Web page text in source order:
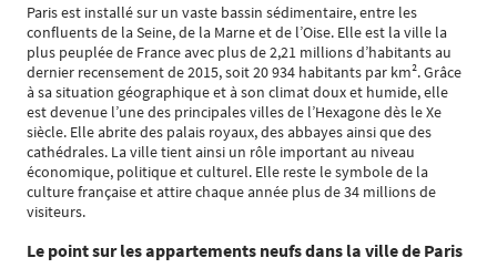
Paris est installé sur un vaste bassin sédimentaire, entre les
confluents de la Seine, de la Marne et de l’Oise. Elle est la ville la
plus peuplée de France avec plus de 2,21 millions d’habitants au
dernier recensement de 2015, soit 20 934 habitants par km². Grâce
à sa situation géographique et à son climat doux et humide, elle
est devenue l’une des principales villes de l’Hexagone dès le Xe
siècle. Elle abrite des palais royaux, des abbayes ainsi que des
cathédrales. La ville tient ainsi un rôle important au niveau
économique, politique et culturel. Elle reste le symbole de la
culture française et attire chaque année plus de 34 millions de
visiteurs.
Le point sur les appartements neufs dans la ville de Paris